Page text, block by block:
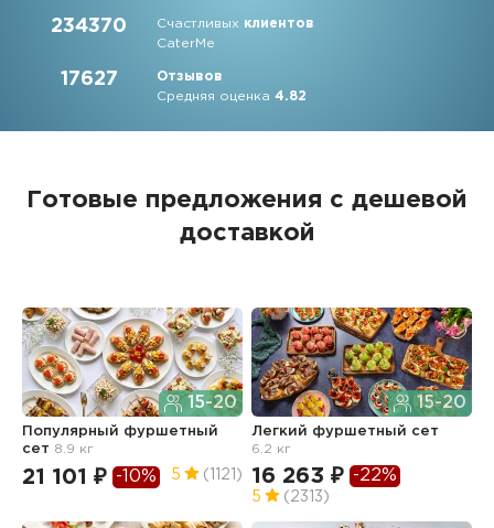
234370 Счастливых клиентов
CaterMe
17627
Отзывов
Средняя оценка4.82
Готовые предложения с дешевой
доставкой
15-20
Популярный фуршетный
сет 8.9 кг
21 101 ₽ -10% 5 (1121)
15-20
Легкий фуршетный сет
6.2 кг
16 263 ₽ -22%
5 (2313)